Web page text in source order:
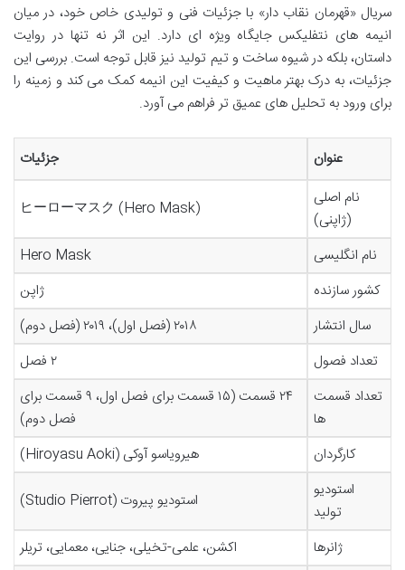
سریال «قهرمان نقاب دار» با جزئیات فنی و تولیدی خاص خود، در میان
انیمه های نتفلیکس جایگاه ویژه ای دارد. این اثر نه تنها در روایت
داستان، بلکه در شیوه ساخت و تیم تولید نیز قابل توجه است. بررسی این
جزئیات، به درک بهتر ماهیت و کیفیت این انیمه کمک می کند و زمینه را
برای ورود به تحلیل های عمیق تر فراهم می آورد.
عنوان
جزئیات
نام اصلی
(ژاپنی)
ヒーローマスク (Hero Mask)
نام انگلیسی
Hero Mask
کشور سازنده
ژاپن
سال انتشار
۲۰۱۸ (فصل اول)، ۲۰۱۹ (فصل دوم)
تعداد فصول
۲ فصل
تعداد قسمت
ها
۲۴ قسمت (۱۵ قسمت برای فصل اول، ۹ قسمت برای
فصل دوم)
کارگردان
هیرویاسو آوکی (Hiroyasu Aoki)
استودیو
تولید
استودیو پیروت (Studio Pierrot)
ژانرها
اکشن، علمی-تخیلی، جنایی، معمایی، تریلر